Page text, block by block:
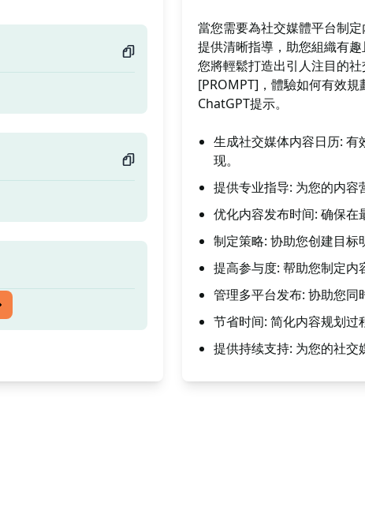
當您需要為社交媒體平台制
提供清晰指導，助您組織有
您將輕鬆打造出引人注目的
[PROMPT]，體驗如何有效
ChatGPT提示。
生成社交媒体内容日历:
现。
提供专业指导: 为您的内容
优化内容发布时间: 确保在
制定策略: 协助您创建目标
提高参与度: 帮助您制定内
管理多平台发布: 协助您同
节省时间: 简化内容规划过
提供持续支持: 为您的社交